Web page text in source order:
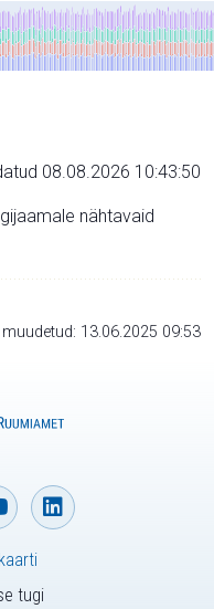
08.08.2026 10:43:50
nähtavaid
13.06.2025 09:53
tugi